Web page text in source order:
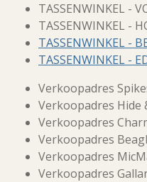
TASSENWINKEL -
TASSENWINKEL -
TASSENWINKEL -
TASSENWINKEL -
Verkoopadres
Verkoopadres Hide
Verkoopadres
Verkoopadres
Verkoopadres
Verkoopadres